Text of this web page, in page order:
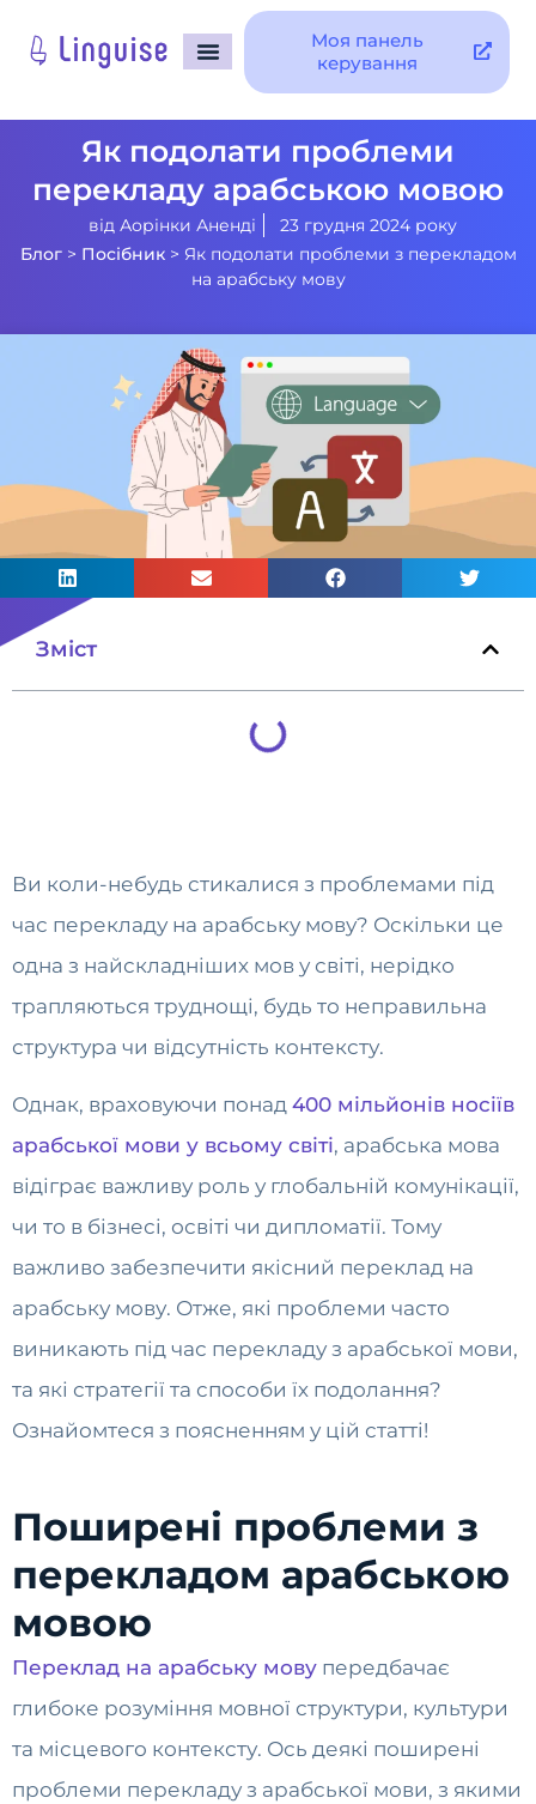
Моя панель
керування
Як подолати проблеми
перекладу арабською мовою
від Аорінки Аненді
23 грудня 2024 року
Блог> Посібник> Як подолати проблеми з перекладом
на арабську мову
Зміст
Ви коли-небудь стикалися з проблемами під
час перекладу на арабську мову? Оскільки це
одна з найскладніших мов у світі, нерідко
трапляються труднощі, будь то неправильна
структура чи відсутність контексту.
Однак, враховуючи понад 400 мільйонів носіїв
арабської мови у всьому світі, арабська мова
відіграє важливу роль у глобальній комунікації,
чи то в бізнесі, освіті чи дипломатії. Тому
важливо забезпечити якісний переклад на
арабську мову. Отже, які проблеми часто
виникають під час перекладу з арабської мови,
та які стратегії та способи їх подолання?
Ознайомтеся з поясненням у цій статті!
Поширені проблеми з
перекладом арабською
мовою
Переклад на арабську мову передбачає
глибоке розуміння мовної структури, культури
та місцевого контексту. Ось деякі поширені
проблеми перекладу з арабської мови, з якими